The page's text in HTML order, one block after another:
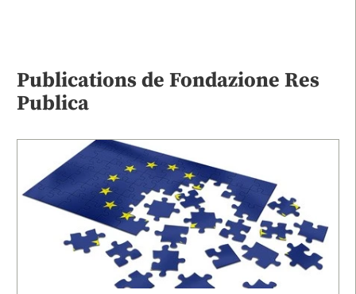
Publications de Fondazione Res
Publica